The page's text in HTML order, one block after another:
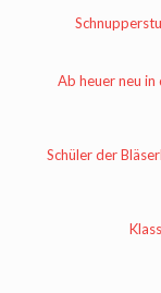
Ab heuer neu
Schüler der